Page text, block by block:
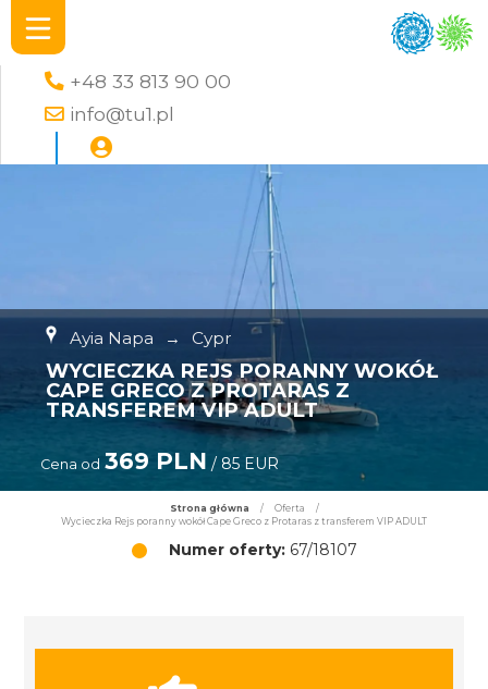
+48 33 813 90 00
info@tu1.pl
Ayia Napa → Cypr
WYCIECZKA REJS PORANNY WOKÓŁ
CAPE GRECO Z PROTARAS Z
TRANSFEREM VIP ADULT
Cena od 369 PLN / 85 EUR
Strona główna / Oferta
/
Wycieczka Rejs poranny wokół Cape Greco z Protaras z transferem VIP ADULT
Numer oferty:67/18107